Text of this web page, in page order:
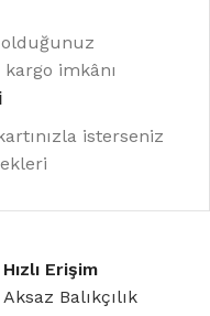
Çantaları
Çantaları
Kutuları
AVI GİYİM
Çizmeleri
T-Shirt
imkânı
isterseniz
Hızlı Erişim
Aksaz Balıkçılık